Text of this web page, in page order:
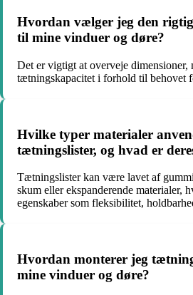
Hvordan vælger jeg den
til mine vinduer og døre?
Det er vigtigt at overveje dimensioner,
tætningskapacitet i forhold til behovet
Hvilke typer materialer
tætningslister, og hvad er
Tætningslister kan være lavet af
skum eller ekspanderende materialer,
egenskaber som fleksibilitet,
Hvordan monterer jeg
mine vinduer og døre?